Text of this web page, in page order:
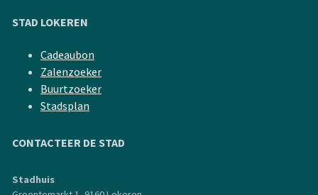
STAD LOKEREN
Cadeaubon
Zalenzoeker
Buurtzoeker
Stadsplan
CONTACTEER DE STAD
Stadhuis